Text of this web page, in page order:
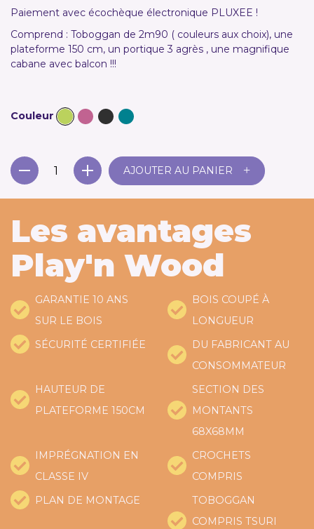
Paiement avec écochèque électronique PLUXEE !
Comprend : Toboggan de 2m90 ( couleurs aux choix), une
plateforme 150 cm, un portique 3 agrès , une magnifique
cabane avec balcon !!!
Couleur
AJOUTER AU PANIER +
Les avantages
Play'n Wood
GARANTIE 10 ANS
SUR LE BOIS
BOIS COUPÉ À
LONGUEUR
SÉCURITÉ CERTIFIÉE
DU FABRICANT AU
CONSOMMATEUR
HAUTEUR DE
PLATEFORME 150CM
SECTION DES
MONTANTS
68X68MM
IMPRÉGNATION EN
CLASSE IV
CROCHETS
COMPRIS
PLAN DE MONTAGE
TOBOGGAN
COMPRIS TSURI